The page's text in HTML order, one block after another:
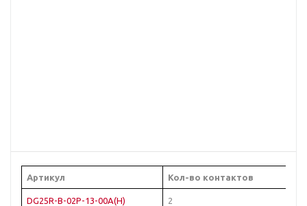
Артикул Кол-во контактов
DG25R-B-02P-13-00A(H) 2